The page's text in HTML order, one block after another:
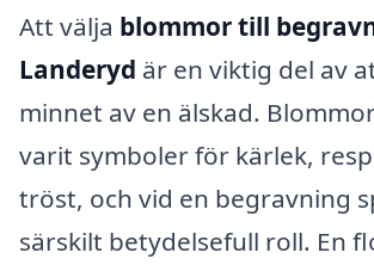
Att välja blommor till
Landeryd är en viktig del av
minnet av en älskad.
varit symboler för kärlek,
tröst, och vid en begravning
särskilt betydelsefull roll. En